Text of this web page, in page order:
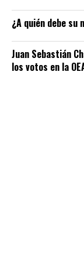
¿A quién debe
Juan Sebastián
los votos en la